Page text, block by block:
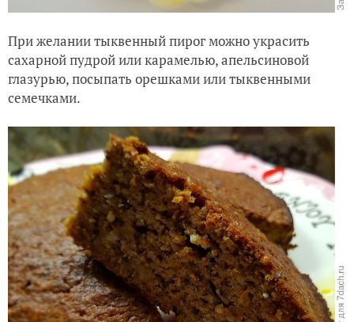
При желании тыквенный пирог можно украсить
сахарной пудрой или карамелью, апельсиновой
глазурью, посыпать орешками или тыквенными
семечками.